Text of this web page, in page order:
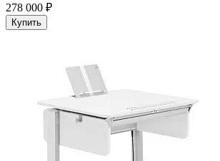
278 000 ₽
Купить